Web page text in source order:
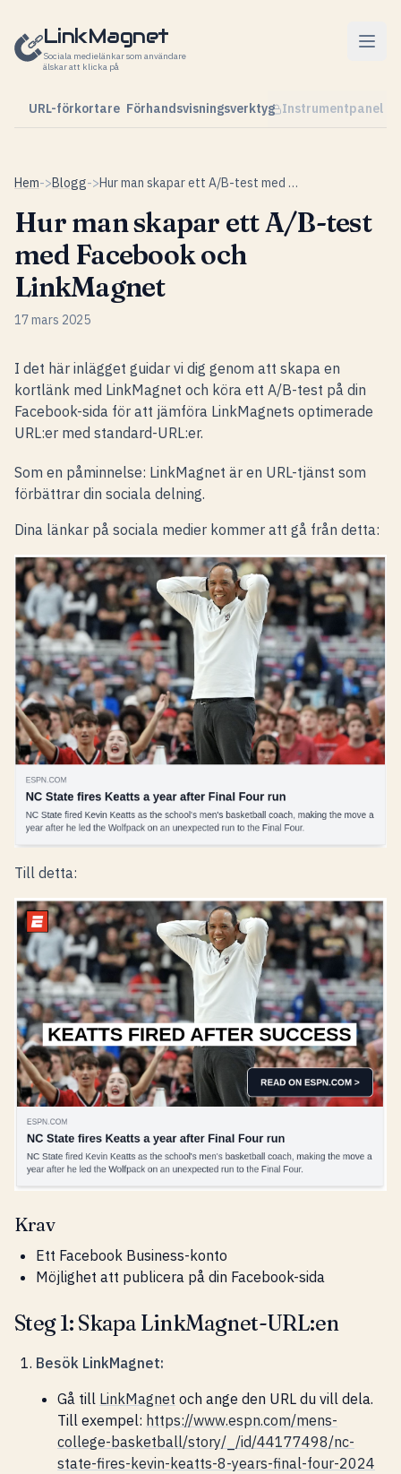
LinkMagnet
Sociala medielänkar som användare
älskar att klicka på
URL-förkortare Förhandsvisningsverktyg Instrumentpanel
Hem->Blogg-> Hur man skapar ett A/B-test med Facebook och LinkMagnet
Hur man skapar ett A/B-test
med Facebook och
LinkMagnet
17 mars 2025
I det här inlägget guidar vi dig genom att skapa en
kortlänk med LinkMagnet och köra ett A/B-test på din
Facebook-sida för att jämföra LinkMagnets optimerade
URL:er med standard-URL:er.
Som en påminnelse: LinkMagnet är en URL-tjänst som
förbättrar din sociala delning.
Dina länkar på sociala medier kommer att gå från detta:
Till detta:
Krav
Ett Facebook Business-konto
Möjlighet att publicera på din Facebook-sida
Steg 1: Skapa LinkMagnet-URL:en
Besök LinkMagnet:
Gå till LinkMagnet och ange den URL du vill dela.
Till exempel: https://www.espn.com/mens-
college-basketball/story/_/id/44177498/nc-
state-fires-kevin-keatts-8-years-final-four-2024